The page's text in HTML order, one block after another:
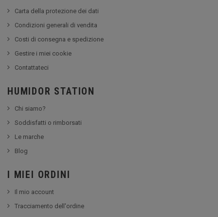
Carta della protezione dei dati
Condizioni generali di vendita
Costi di consegna e spedizione
Gestire i miei cookie
Contattateci
HUMIDOR STATION
Chi siamo?
Soddisfatti o rimborsati
Le marche
Blog
I MIEI ORDINI
Il mio account
Tracciamento dell'ordine